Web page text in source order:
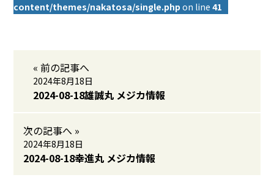
content/themes/nakatosa/single.php on line41
« 前の記事へ
2024年8月18日
2024-08-18雄誠丸 メジカ情報
次の記事へ »
2024年8月18日
2024-08-18幸進丸 メジカ情報